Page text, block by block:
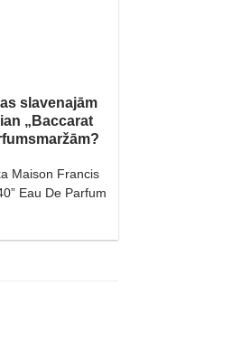
slavenajām
„Baccarat
Maison Francis
Eau De Parfum